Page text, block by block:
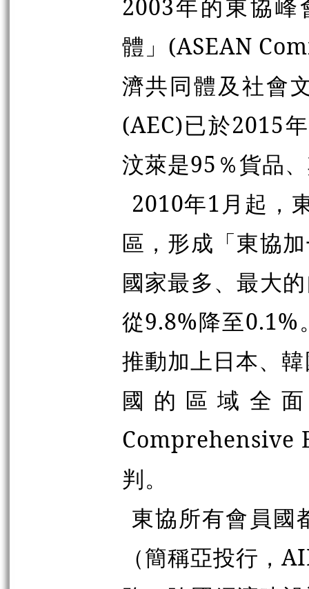
2003年的東協
體」(ASEAN
濟共同體及社會
(AEC)已於2015
汶萊是95％貨品
2010年1月起，
區，形成「東協
國家最多、最大
從9.8%降至0.1%
推動加上日本、
國的區域全
Comprehensive
判。
東協所有會員國
（簡稱亞投行，